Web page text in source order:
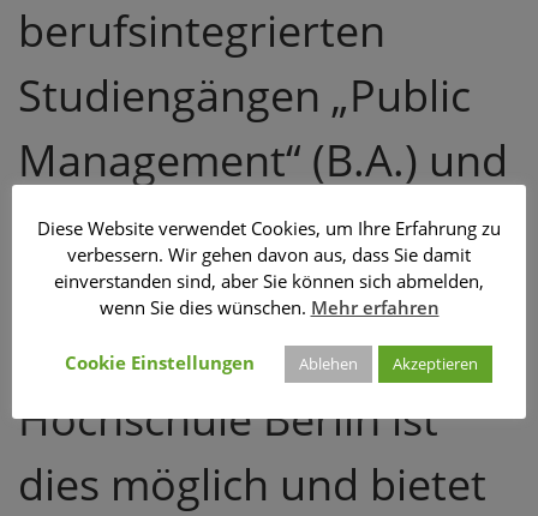
berufsintegrierten
Studiengängen „Public
Management“ (B.A.) und
„Leadership and Public
Governance“ (M.A) an
der Steinbeis-
Hochschule Berlin ist
dies möglich und bietet
Diese Website verwendet Cookies, um Ihre Erfahrung zu
verbessern. Wir gehen davon aus, dass Sie damit
einverstanden sind, aber Sie können sich abmelden,
wenn Sie dies wünschen. Mehr erfahren
Cookie Einstellungen Ablehen Akzeptieren